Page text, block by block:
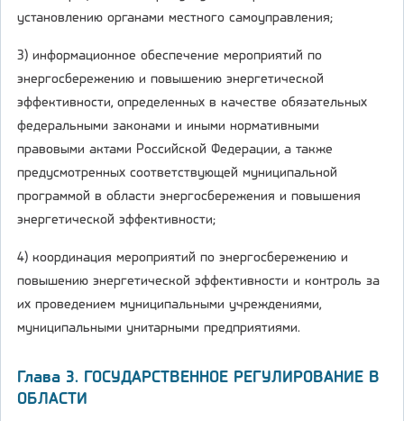
установлению органами местного самоуправления;
3) информационное обеспечение мероприятий по
энергосбережению и повышению энергетической
эффективности, определенных в качестве обязательных
федеральными законами и иными нормативными
правовыми актами Российской Федерации, а также
предусмотренных соответствующей муниципальной
программой в области энергосбережения и повышения
энергетической эффективности;
4) координация мероприятий по энергосбережению и
повышению энергетической эффективности и контроль за
их проведением муниципальными учреждениями,
муниципальными унитарными предприятиями.
Глава 3. ГОСУДАРСТВЕННОЕ РЕГУЛИРОВАНИЕ В
ОБЛАСТИ